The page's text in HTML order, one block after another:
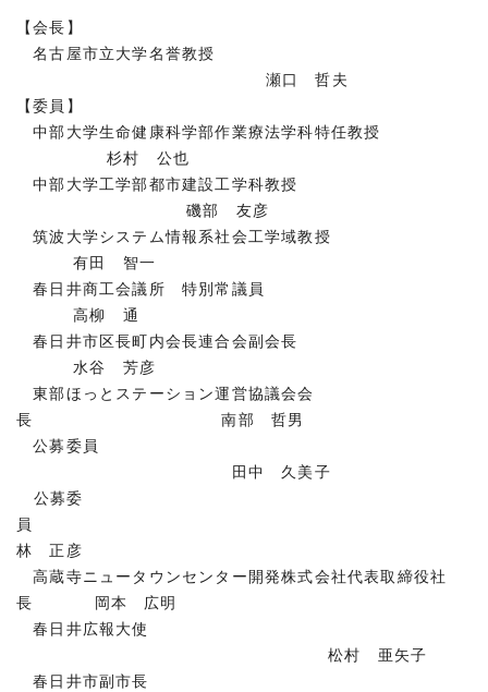
【会長】
名古屋市立大学名誉教授
瀬口 哲夫
【委員】
中部大学生命健康科学部作業療法学科特任教授
杉村 公也
中部大学工学部都市建設工学科教授
磯部 友彦
筑波大学システム情報系社会工学域教授
有田 智一
春日井商工会議所 特別常議員
高柳 通
春日井市区長町内会長連合会副会長
水谷 芳彦
東部ほっとステーション運営協議会会
長 南部 哲男
公募委員
田中 久美子
公募委
員
林 正彦
高蔵寺ニュータウンセンター開発株式会社代表取締役社
長 岡本 広明
春日井広報大使
松村 亜矢子
春日井市副市長